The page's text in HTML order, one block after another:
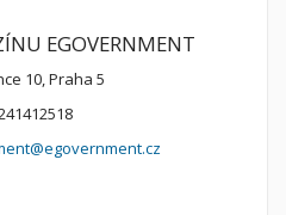
EGOVERNMENT
10, Praha 5